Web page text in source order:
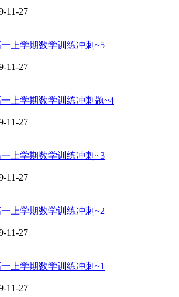
11-27
上学期数学训练冲刺~5
11-27
上学期数学训练冲刺题~4
11-27
上学期数学训练冲刺~3
11-27
上学期数学训练冲刺~2
11-27
上学期数学训练冲刺~1
11-27